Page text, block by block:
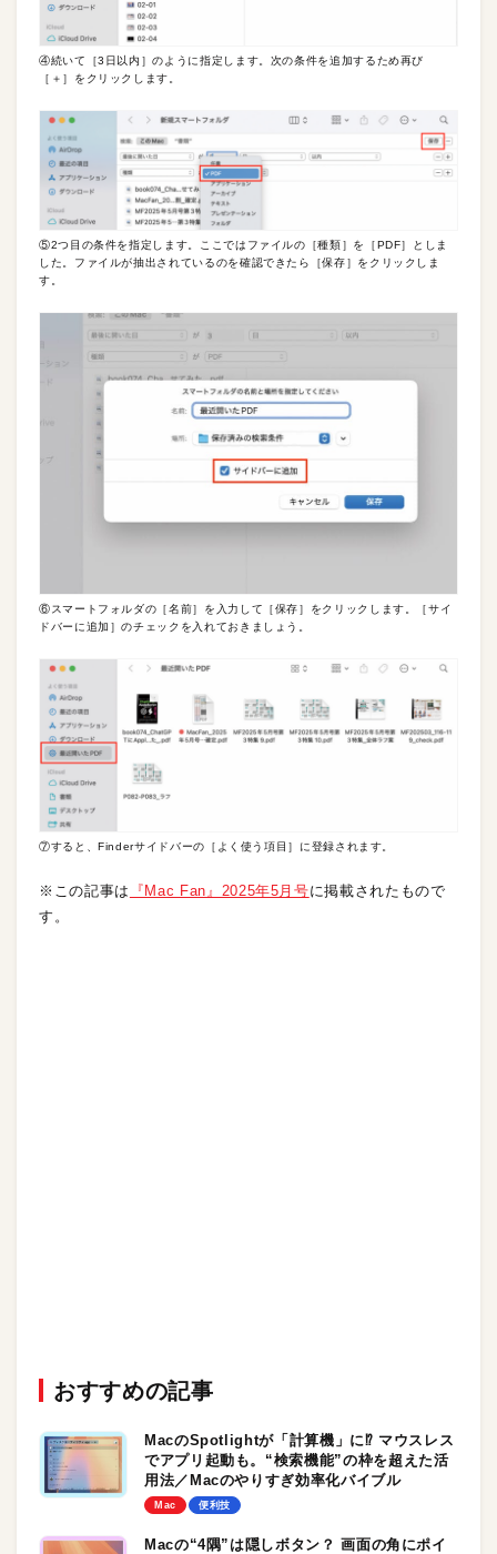
④続いて［3日以内］のように指定します。次の条件を追加するため再び
［＋］をクリックします。
⑤2つ目の条件を指定します。ここではファイルの［種類］を［PDF］としま
した。ファイルが抽出されているのを確認できたら［保存］をクリックしま
す。
⑥スマートフォルダの［名前］を入力して［保存］をクリックします。［サイ
ドバーに追加］のチェックを入れておきましょう。
⑦すると、Finderサイドバーの［よく使う項目］に登録されます。
※この記事は 『Mac Fan』2025年5月号に掲載されたもので
す。
おすすめの記事
MacのSpotlightが「計算機」に⁉︎ マウスレス
でアプリ起動も。“検索機能”の枠を超えた活
用法／Macのやりすぎ効率化バイブル
Mac 便利技
Macの“4隅”は隠しボタン？ 画面の角にポイ